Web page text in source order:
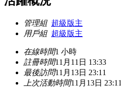
管理組 超級版主
用戶組 超級版主
在線時間1 小時
註冊時間11月11日 13:33
最後訪問11月13日 23:11
上次活動時間11月13日 23:11